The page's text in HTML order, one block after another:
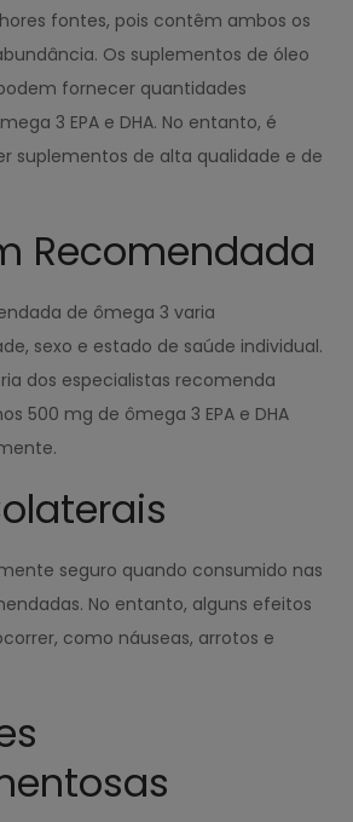
fontes, pois contêm ambos os
Os suplementos de óleo
fornecer quantidades
3 EPA e DHA. No entanto, é
suplementos de alta qualidade e de
Recomendada
de ômega 3 varia
sexo e estado de saúde individual.
dos especialistas recomenda
500 mg de ômega 3 EPA e DHA
seguro quando consumido nas
No entanto, alguns efeitos
como náuseas, arrotos e